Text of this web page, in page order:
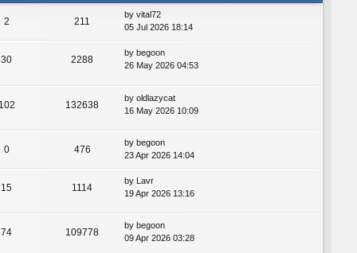
2 211
by vital72
05 Jul 2026 18:14
30 2288
by begoon
26 May 2026 04:53
102 132638
by oldlazycat
16 May 2026 10:09
0 476
by begoon
23 Apr 2026 14:04
15 1114
by Lavr
19 Apr 2026 13:16
74 109778
by begoon
09 Apr 2026 03:28